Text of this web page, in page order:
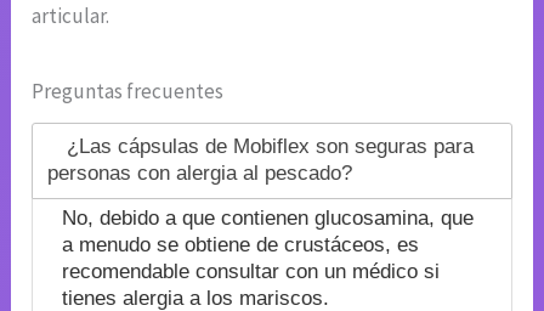
articular.
Preguntas frecuentes
¿Las cápsulas de Mobiflex son seguras para
personas con alergia al pescado?
No, debido a que contienen glucosamina, que
a menudo se obtiene de crustáceos, es
recomendable consultar con un médico si
tienes alergia a los mariscos.